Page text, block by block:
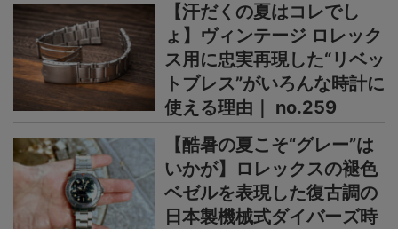
【汗だくの夏はコレでし
ょ】ヴィンテージ ロレック
ス用に忠実再現した“リベッ
トブレス”がいろんな時計に
使える理由｜ no.259
【酷暑の夏こそ“グレー”は
いかが】ロレックスの褪色
ベゼルを表現した復古調の
日本製機械式ダイバーズ時